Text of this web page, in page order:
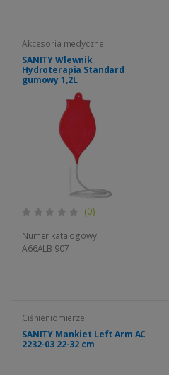
Akcesoria medyczne
SANITY Wlewnik
Hydroterapia Standard
gumowy 1,2L
(0)
Numer katalogowy:
A66ALB 907
Ciśnieniomierze
SANITY Mankiet Left Arm AC
2232-03 22-32 cm